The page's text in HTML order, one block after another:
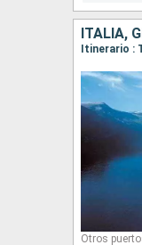
ITALIA,
Itinerario :
Otros